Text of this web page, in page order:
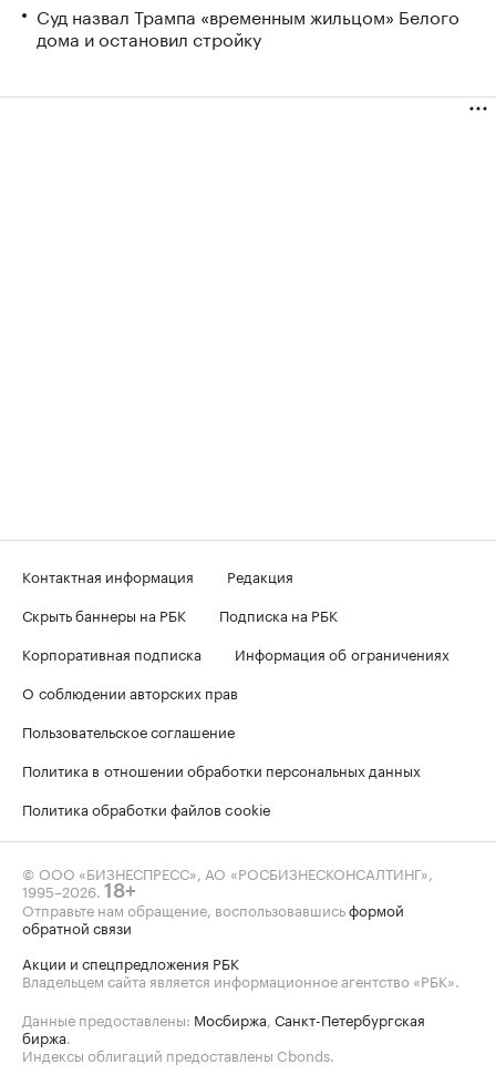
Суд назвал Трампа «временным жильцом» Белого
дома и остановил стройку
Контактная информация
Редакция
Скрыть баннеры на РБК
Подписка на РБК
Корпоративная подписка
Информация об ограничениях
О соблюдении авторских прав
Пользовательское соглашение
Политика в отношении обработки персональных данных
Политика обработки файлов cookie
© ООО «БИЗНЕСПРЕСС», АО «РОСБИЗНЕСКОНСАЛТИНГ»,
1995–2026. 18+
Отправьте нам обращение, воспользовавшисьформой
обратной связи
Акции и спецпредложения РБК
Владельцем сайта является информационное агентство «РБК».
Данные предоставлены: Мосбиржа, Санкт-Петербургская
биржа.
Индексы облигаций предоставлены Cbonds.